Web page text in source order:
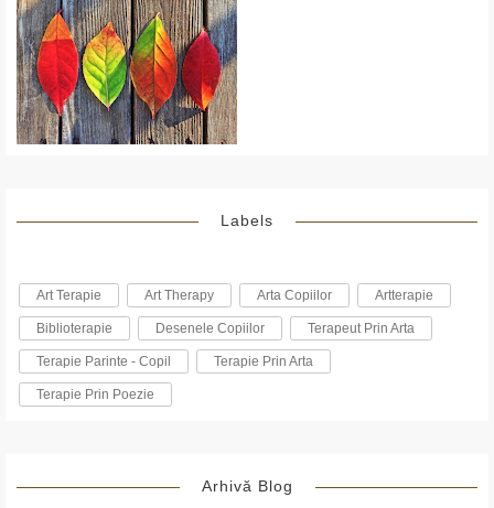
Labels
Art Terapie Art Therapy Arta Copiilor Artterapie
Biblioterapie Desenele Copiilor Terapeut Prin Arta
Terapie Parinte - Copil Terapie Prin Arta
Terapie Prin Poezie
Arhivă Blog